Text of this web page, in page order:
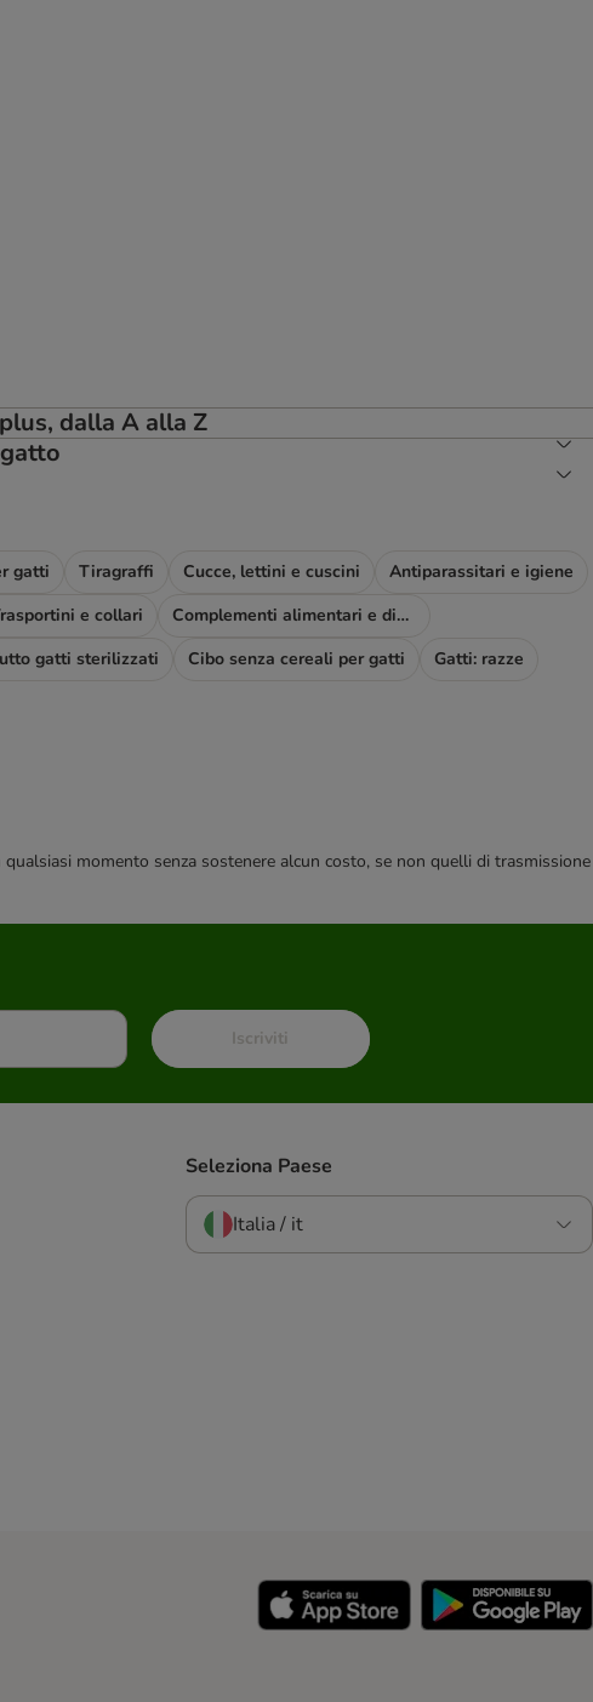
dalla A alla Z
gatti Tiragraffi Cucce, lettini e cuscini
Antiparassitari e igiene
e collari
Complementi alimentari e diete
gatti sterilizzati Cibo senza cereali per gatti
Gatti: razze
momento senza sostenere alcun costo, se non quelli di trasmissione
Iscriviti
Seleziona Paese
Italia / it